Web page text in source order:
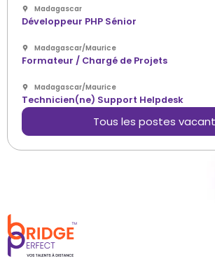
Madagascar
Développeur PHP Sénior
Madagascar/Maurice
Formateur / Chargé de Projets
Madagascar/Maurice
Technicien(ne) Support Helpdesk
Tous les postes